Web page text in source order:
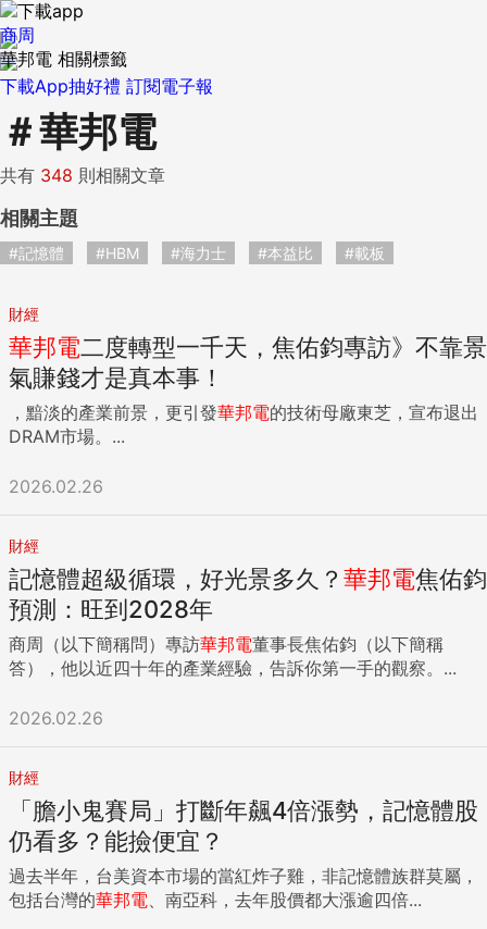
下載App抽好禮 訂閱電子報
商周
華邦電 相關標籤
＃華邦電
共有 348 則相關文章
相關主題
#記憶體 #HBM #海力士 #本益比 #載板
財經
華邦電二度轉型一千天，焦佑鈞專訪》不靠景
氣賺錢才是真本事！
，黯淡的產業前景，更引發華邦電的技術母廠東芝，宣布退出
DRAM市場。...
2026.02.26
財經
記憶體超級循環，好光景多久？ 華邦電焦佑鈞
預測：旺到2028年
商周（以下簡稱問）專訪華邦電董事長焦佑鈞（以下簡稱
答），他以近四十年的產業經驗，告訴你第一手的觀察。...
2026.02.26
財經
「膽小鬼賽局」打斷年飆4倍漲勢，記憶體股
仍看多？能撿便宜？
過去半年，台美資本市場的當紅炸子雞，非記憶體族群莫屬，
包括台灣的華邦電 、南亞科，去年股價都大漲逾四倍...